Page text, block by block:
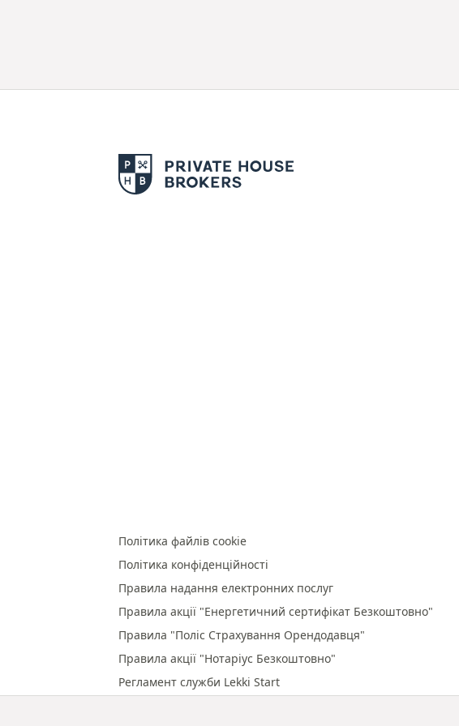
Політика файлів cookie
Політика конфіденційності
Правила надання електронних послуг
Правила акції "Енергетичний сертифікат Безкоштовно"
Правила "Поліс Страхування Орендодавця"
Правила акції "Нотаріус Безкоштовно"
Регламент служби Lekki Start